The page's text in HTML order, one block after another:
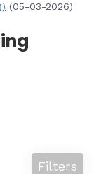
(05-03-2026)
Filters